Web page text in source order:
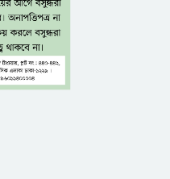
নিয়ে